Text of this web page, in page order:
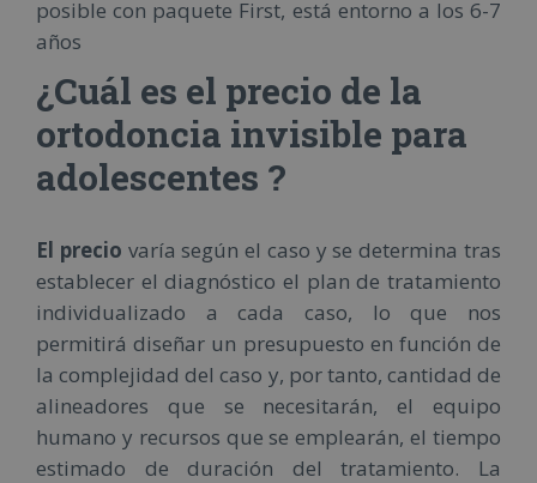
posible con paquete First, está entorno a los 6-7
años
¿Cuál es el precio de la
ortodoncia invisible para
adolescentes ?
El precio varía según el caso y se determina tras
establecer el diagnóstico el plan de tratamiento
individualizado a cada caso, lo que nos
permitirá diseñar un presupuesto en función de
la complejidad del caso y, por tanto, cantidad de
alineadores que se necesitarán, el equipo
humano y recursos que se emplearán, el tiempo
estimado de duración del tratamiento. La